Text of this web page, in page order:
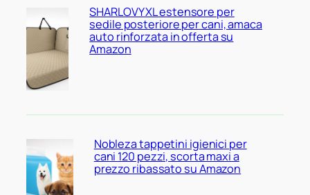
SHARLOVY XL estensore per
sedile posteriore per cani, amaca
auto rinforzata in offerta su
Amazon
Nobleza tappetini igienici per
cani 120 pezzi, scorta maxi a
prezzo ribassato su Amazon